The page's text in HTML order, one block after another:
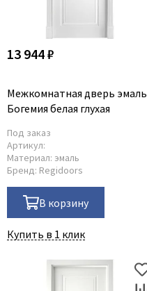
13 944 ₽
Межкомнатная дверь эмаль
Богемия белая глухая
Под заказ
Артикул:
Материал: эмаль
Бренд: Regidoors
В корзину
Купить в 1 клик